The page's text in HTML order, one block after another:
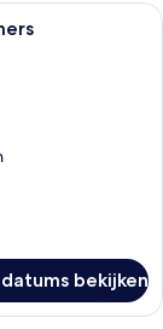
met een
bekijken